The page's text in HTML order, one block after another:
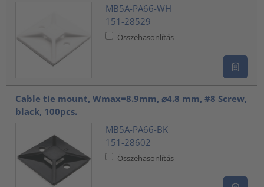
MB5A-PA66-WH
151-28529
Összehasonlítás
Cable tie mount, Wmax=8.9mm, ⌀4.8 mm, #8 Screw,
black, 100pcs.
MB5A-PA66-BK
151-28602
Összehasonlítás